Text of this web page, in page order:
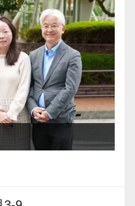
囲気で、全員がや
る舞台はいくらで
で何か成し遂げた
の門を叩いてくだ
様から一番に信
す】
広い業務に携わっ
下やチームのマネ
す！これまでの経
らに上のステージ
？
融資・税務調査に